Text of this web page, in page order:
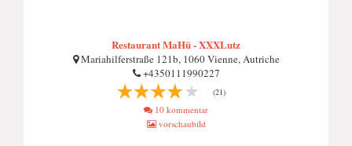
Restaurant MaHü - XXXLutz
Mariahilferstraße 121b, 1060 Vienne, Autriche
+4350111990227
(21)
10 kommentar
vorschaubild